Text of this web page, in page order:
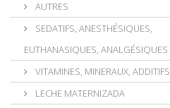
AUTRES
SEDATIFS, ANESTHÉSIQUES,
EUTHANASIQUES, ANALGÉSIQUES
VITAMINES, MINERAUX, ADDITIFS
LECHE MATERNIZADA